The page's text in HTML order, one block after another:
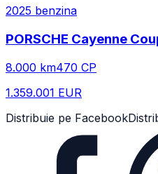
2025 benzina
PORSCHE Cayenne
8.000 km470 CP
1.359.001 EUR
Distribuie pe Facebook